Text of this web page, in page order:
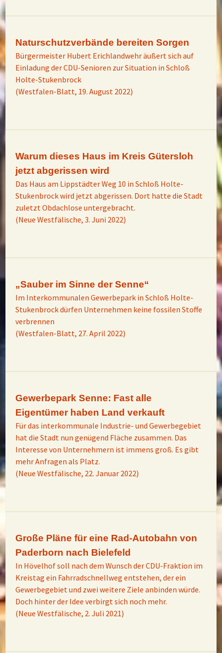
Naturschutzverbände bereiten Sorgen
Bürgermeister Hubert Erichlandwehr äußert sich auf
Einladung der CDU-Senioren zur Situation in Schloß
Holte-Stukenbrock
(Westfalen-Blatt, 19. August 2022)
Warum dieses Haus im Kreis Gütersloh
jetzt abgerissen wird
Das Haus am Lippstädter Weg 10 in Schloß Holte-
Stukenbrock wird jetzt abgerissen. Dort hatte die Stadt
zuletzt Obdachlose untergebracht.
(Neue Westfälische, 3. Juni 2022)
„Sauber im Sinne der Senne“
Im Interkommunalen Gewerbepark in Schloß Holte-
Stukenbrock dürfen Unternehmen keine fossilen Stoffe
verbrennen
(Westfalen-Blatt, 27. April 2022)
Gewerbepark Senne: Fast alle
Eigentümer haben Land verkauft
Für das interkommunale Industrie- und Gewerbegebiet
hat die Stadt nun genügend Fläche zusammen. Das
Interesse von Unternehmern ist immens groß. Es gibt
mehr Anfragen als Platz.
(Neue Westfälische, 22. Januar 2022)
Große Pläne für eine Rad-Autobahn von
Paderborn nach Bielefeld
In Hövelhof soll nach dem Wunsch der CDU-Fraktion im
Kreistag ein Fahrradschnellweg entstehen, der ein
Gewerbegebiet und zwei weitere Ziele anbinden würde.
Doch hinter der Idee verbirgt sich noch mehr.
(Neue Westfälische, 2. Juli 2021)